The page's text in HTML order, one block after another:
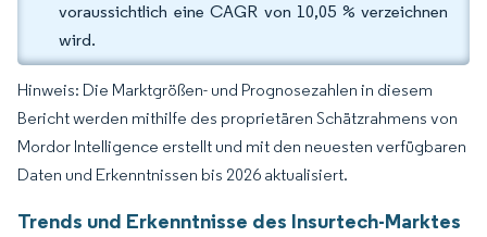
voraussichtlich eine CAGR von 10,05 % verzeichnen
wird.
Hinweis: Die Marktgrößen- und Prognosezahlen in diesem
Bericht werden mithilfe des proprietären Schätzrahmens von
Mordor Intelligence erstellt und mit den neuesten verfügbaren
Daten und Erkenntnissen bis 2026 aktualisiert.
Trends und Erkenntnisse des Insurtech-Marktes